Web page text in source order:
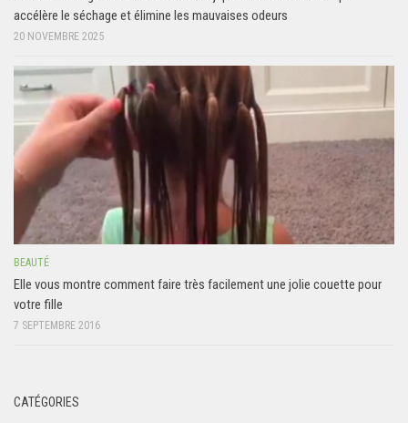
accélère le séchage et élimine les mauvaises odeurs
20 NOVEMBRE 2025
BEAUTÉ
Elle vous montre comment faire très facilement une jolie couette pour
votre fille
7 SEPTEMBRE 2016
CATÉGORIES